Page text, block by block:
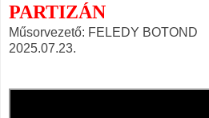
PARTIZÁN
Műsorvezető: FELEDY BOTOND
2025.07.23.